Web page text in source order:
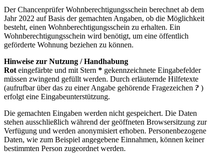
Der Chancenprüfer Wohnberechtigungsschein berechnet ab dem
Jahr 2022 auf Basis der gemachten Angaben, ob die Möglichkeit
besteht, einen Wohnberechtigungsschein zu erhalten. Ein
Wohnberechtigungsschein wird benötigt, um eine öffentlich
geförderte Wohnung beziehen zu können.
Hinweise zur Nutzung / Handhabung
Rot eingefärbte und mit Stern * gekennzeichnete Eingabefelder
müssen zwingend gefüllt werden. Durch erläuternde Hilfetexte
(aufrufbar über das zu einer Angabe gehörende Fragezeichen ? )
erfolgt eine Eingabeunterstützung.
Die gemachten Eingaben werden nicht gespeichert. Die Daten
stehen ausschließlich während der geöffneten Browsersitzung zur
Verfügung und werden anonymisiert erhoben. Personenbezogene
Daten, wie zum Beispiel angegebene Einnahmen, können keiner
bestimmten Person zugeordnet werden.